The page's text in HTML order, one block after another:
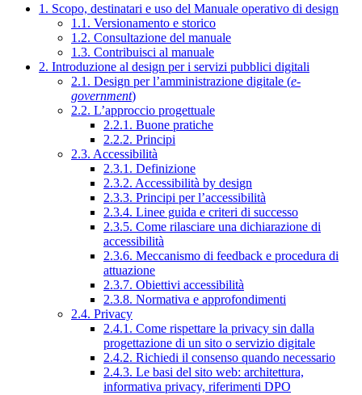
1. Scopo, destinatari e uso del Manuale operativo di design
1.1. Versionamento e storico
1.2. Consultazione del manuale
1.3. Contribuisci al manuale
2. Introduzione al design per i servizi pubblici digitali
2.1. Design per l’amministrazione digitale (e-
government)
2.2. L’approccio progettuale
2.2.1. Buone pratiche
2.2.2. Principi
2.3. Accessibilità
2.3.1. Definizione
2.3.2. Accessibilità by design
2.3.3. Principi per l’accessibilità
2.3.4. Linee guida e criteri di successo
2.3.5. Come rilasciare una dichiarazione di
accessibilità
2.3.6. Meccanismo di feedback e procedura di
attuazione
2.3.7. Obiettivi accessibilità
2.3.8. Normativa e approfondimenti
2.4. Privacy
2.4.1. Come rispettare la privacy sin dalla
progettazione di un sito o servizio digitale
2.4.2. Richiedi il consenso quando necessario
2.4.3. Le basi del sito web: architettura,
informativa privacy, riferimenti DPO